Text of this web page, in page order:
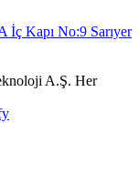
Kapı No:9 Sarıyer
A.Ş. Her